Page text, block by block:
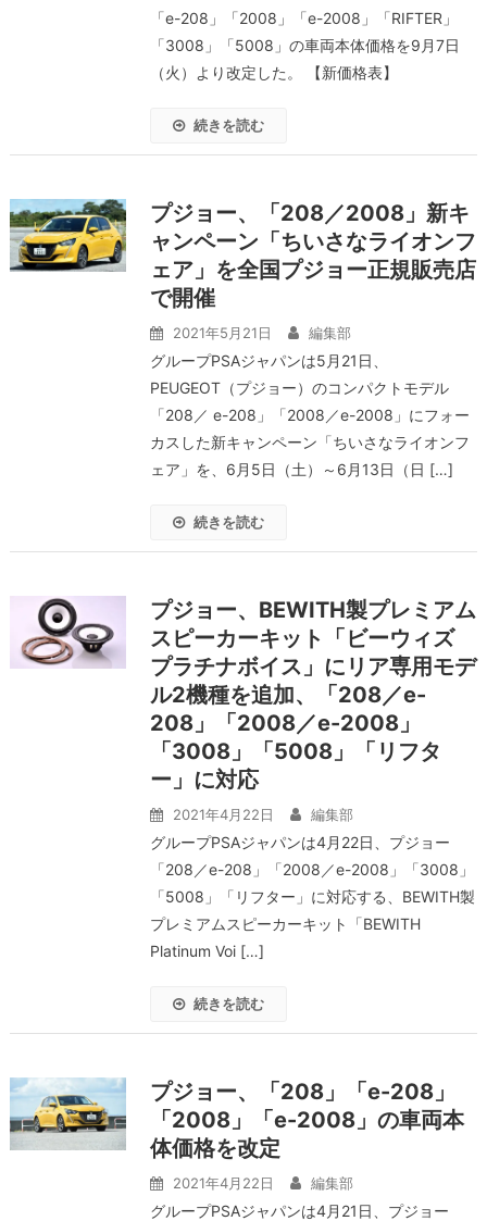
「e-208」「2008」「e-2008」「RIFTER」
「3008」「5008」の⾞両本体価格を9月7日
（火）より改定した。 【新価格表】
続きを読む
プジョー、「208／2008」新キ
ャンペーン「ちいさなライオンフ
ェア」を全国プジョー正規販売店
で開催
2021年5月21日 編集部
グループPSAジャパンは5月21日、
PEUGEOT（プジョー）のコンパクトモデル
「208／ e-208」「2008／e-2008」にフォー
カスした新キャンペーン「ちいさなライオンフ
ェア」を、6月5日（土）～6月13日（日 […]
続きを読む
プジョー、BEWITH製プレミアム
スピーカーキット「ビーウィズ
プラチナボイス」にリア専用モデ
ル2機種を追加、「208／e-
208」「2008／e-2008」
「3008」「5008」「リフタ
ー」に対応
2021年4月22日 編集部
グループPSAジャパンは4月22日、プジョー
「208／e-208」「2008／e-2008」「3008」
「5008」「リフター」に対応する、BEWITH製
プレミアムスピーカーキット「BEWITH
Platinum Voi […]
続きを読む
プジョー、「208」「e-208」
「2008」「e-2008」の車両本
体価格を改定
2021年4月22日 編集部
グループPSAジャパンは4月21日、プジョー